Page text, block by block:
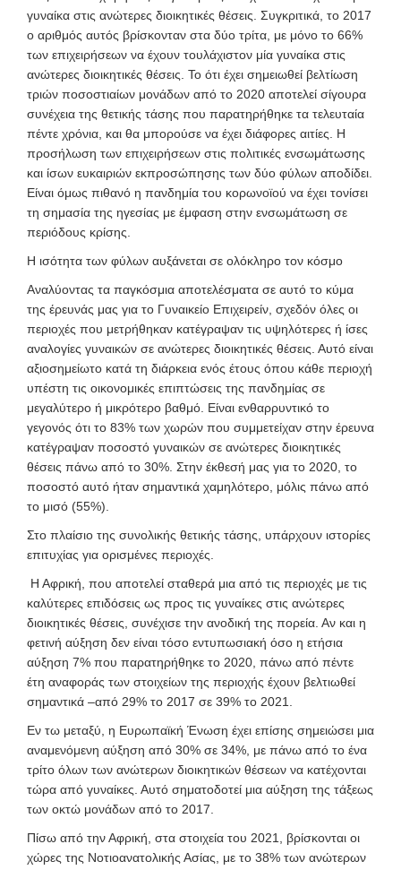
γυναίκα στις ανώτερες διοικητικές θέσεις. Συγκριτικά, το 2017
ο αριθμός αυτός βρίσκονταν στα δύο τρίτα, με μόνο το 66%
των επιχειρήσεων να έχουν τουλάχιστον μία γυναίκα στις
ανώτερες διοικητικές θέσεις. Το ότι έχει σημειωθεί βελτίωση
τριών ποσοστιαίων μονάδων από το 2020 αποτελεί σίγουρα
συνέχεια της θετικής τάσης που παρατηρήθηκε τα τελευταία
πέντε χρόνια, και θα μπορούσε να έχει διάφορες αιτίες. Η
προσήλωση των επιχειρήσεων στις πολιτικές ενσωμάτωσης
και ίσων ευκαιριών εκπροσώπησης των δύο φύλων αποδίδει.
Είναι όμως πιθανό η πανδημία του κορωνοϊού να έχει τονίσει
τη σημασία της ηγεσίας με έμφαση στην ενσωμάτωση σε
περιόδους κρίσης.
Η ισότητα των φύλων αυξάνεται σε ολόκληρο τον κόσμο
Αναλύοντας τα παγκόσμια αποτελέσματα σε αυτό το κύμα
της έρευνάς μας για το Γυναικείο Επιχειρείν, σχεδόν όλες οι
περιοχές που μετρήθηκαν κατέγραψαν τις υψηλότερες ή ίσες
αναλογίες γυναικών σε ανώτερες διοικητικές θέσεις. Αυτό είναι
αξιοσημείωτο κατά τη διάρκεια ενός έτους όπου κάθε περιοχή
υπέστη τις οικονομικές επιπτώσεις της πανδημίας σε
μεγαλύτερο ή μικρότερο βαθμό. Είναι ενθαρρυντικό το
γεγονός ότι το 83% των χωρών που συμμετείχαν στην έρευνα
κατέγραψαν ποσοστό γυναικών σε ανώτερες διοικητικές
θέσεις πάνω από το 30%. Στην έκθεσή μας για το 2020, το
ποσοστό αυτό ήταν σημαντικά χαμηλότερο, μόλις πάνω από
το μισό (55%).
Στο πλαίσιο της συνολικής θετικής τάσης, υπάρχουν ιστορίες
επιτυχίας για ορισμένες περιοχές.
Η Αφρική, που αποτελεί σταθερά μια από τις περιοχές με τις
καλύτερες επιδόσεις ως προς τις γυναίκες στις ανώτερες
διοικητικές θέσεις, συνέχισε την ανοδική της πορεία. Αν και η
φετινή αύξηση δεν είναι τόσο εντυπωσιακή όσο η ετήσια
αύξηση 7% που παρατηρήθηκε το 2020, πάνω από πέντε
έτη αναφοράς των στοιχείων της περιοχής έχουν βελτιωθεί
σημαντικά –από 29% το 2017 σε 39% το 2021.
Εν τω μεταξύ, η Ευρωπαϊκή Ένωση έχει επίσης σημειώσει μια
αναμενόμενη αύξηση από 30% σε 34%, με πάνω από το ένα
τρίτο όλων των ανώτερων διοικητικών θέσεων να κατέχονται
τώρα από γυναίκες. Αυτό σηματοδοτεί μια αύξηση της τάξεως
των οκτώ μονάδων από το 2017.
Πίσω από την Αφρική, στα στοιχεία του 2021, βρίσκονται οι
χώρες της Νοτιοανατολικής Ασίας, με το 38% των ανώτερων